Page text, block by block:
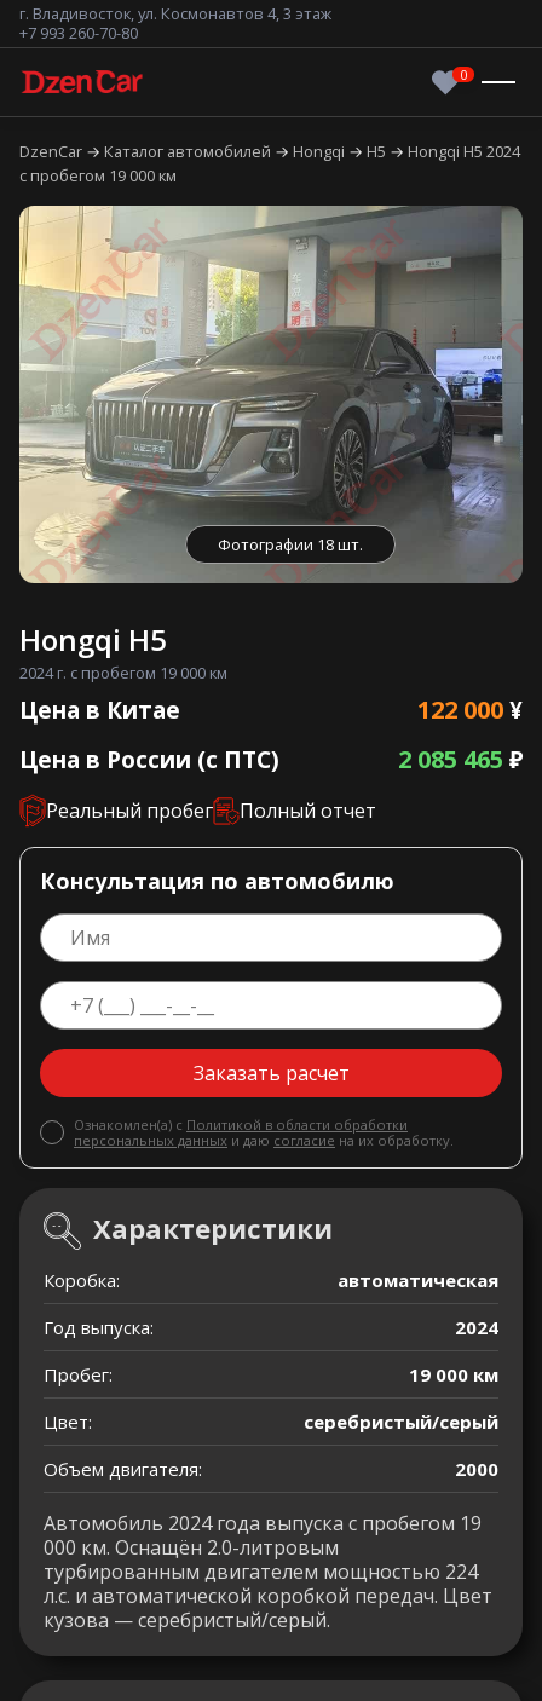
г. Владивосток, ул. Космонавтов 4, 3 этаж
+7 993 260-70-80
DzenCar Каталог автомобилей Hongqi H5
Hongqi H5 2024
с пробегом 19 000 км
Фотографии 18 шт.
Hongqi H5
2024 г. с пробегом 19 000 км
Цена в Китае 122 000¥
Цена в России (с ПТС)
2 085 465 ₽
Реальный пробег Полный отчет
Консультация по автомобилю
Заказать расчет
Ознакомлен(а) с Политикой в области обработки
персональных данных и даю согласие на их обработку.
Характеристики
Коробка:
автоматическая
Год выпуска:
2024
Пробег:
19 000 км
Цвет:
серебристый/серый
Объем двигателя:
2000
Автомобиль 2024 года выпуска с пробегом 19
000 км. Оснащён 2.0-литровым
турбированным двигателем мощностью 224
л.с. и автоматической коробкой передач. Цвет
кузова — серебристый/серый.